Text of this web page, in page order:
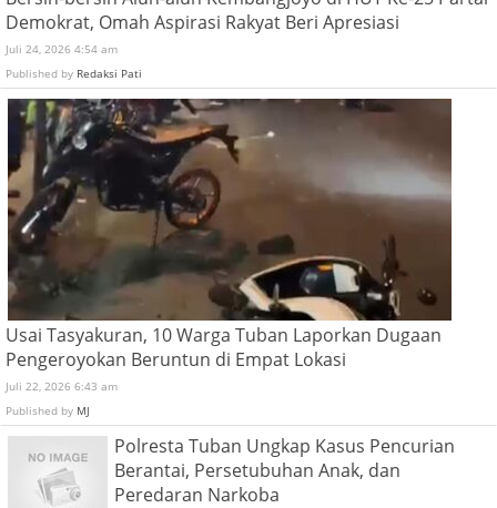
Demokrat, Omah Aspirasi Rakyat Beri Apresiasi
Juli 24, 2026 4:54 am
Published by Redaksi Pati
Usai Tasyakuran, 10 Warga Tuban Laporkan Dugaan
Pengeroyokan Beruntun di Empat Lokasi
Juli 22, 2026 6:43 am
Published by MJ
Polresta Tuban Ungkap Kasus Pencurian
Berantai, Persetubuhan Anak, dan
Peredaran Narkoba